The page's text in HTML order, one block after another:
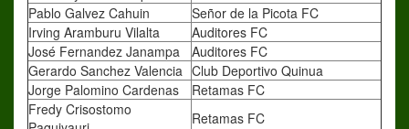
Pablo Galvez Cahuin
Señor de la Picota FC
Irving Aramburu Vilalta
Auditores FC
José Fernandez Janampa
Auditores FC
Gerardo Sanchez Valencia Club Deportivo Quinua
Jorge Palomino Cardenas
Retamas FC
Fredy Crisostomo
Retamas FC